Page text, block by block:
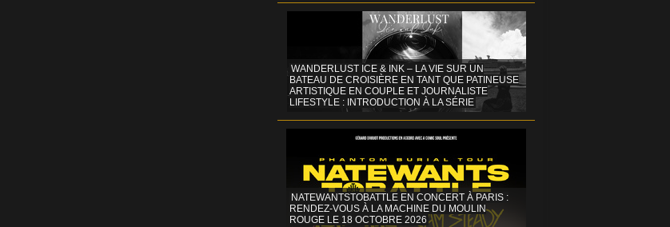
WANDERLUST ICE & INK – LA VIE SUR UN
BATEAU DE CROISIÈRE EN TANT QUE PATINEUSE
ARTISTIQUE EN COUPLE ET JOURNALISTE
LIFESTYLE : INTRODUCTION À LA SÉRIE
NATEWANTSTOBATTLE EN CONCERT À PARIS :
RENDEZ-VOUS À LA MACHINE DU MOULIN
ROUGE LE 18 OCTOBRE 2026